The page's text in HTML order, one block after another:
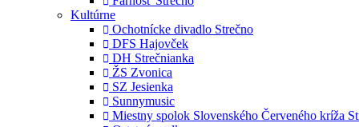
Kultúrne
Ochotnícke divadlo Strečno
DFS Hajovček
DH Strečnianka
ŽS Zvonica
SZ Jesienka
Sunnymusic
Miestny spolok Slovenského Červeného kríža